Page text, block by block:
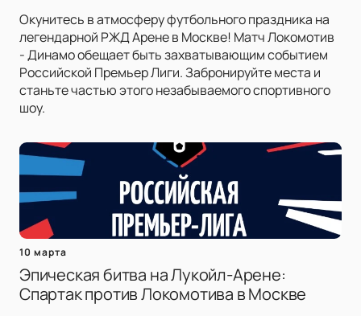
Окунитесь в атмосферу футбольного праздника на
легендарной РЖД Арене в Москве! Матч Локомотив
- Динамо обещает быть захватывающим событием
Российской Премьер Лиги. Забронируйте места и
станьте частью этого незабываемого спортивного
шоу.
10 марта
Эпическая битва на Лукойл-Арене:
Спартак против Локомотива в Москве